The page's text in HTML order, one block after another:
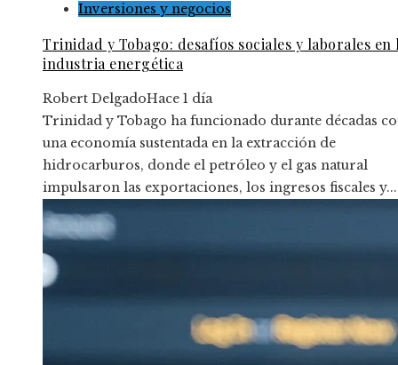
Inversiones y negocios
Trinidad y Tobago: desafíos sociales y laborales en
industria energética
Robert DelgadoHace 1 día
Trinidad y Tobago ha funcionado durante décadas
una economía sustentada en la extracción de
hidrocarburos, donde el petróleo y el gas natural
impulsaron las exportaciones, los ingresos fiscales y...